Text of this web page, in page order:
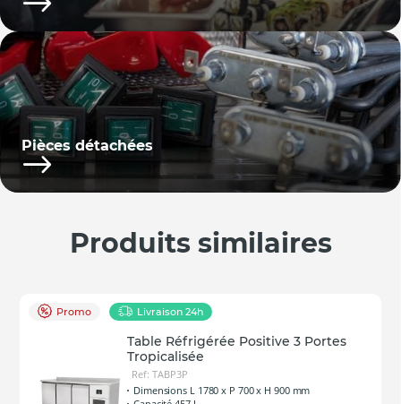
Pièces détachées
Produits similaires
Promo Livraison 24h
Table Réfrigérée Positive 3 Portes
Tropicalisée
Ref: TABP3P
Dimensions L 1780 x P 700 x H 900 mm